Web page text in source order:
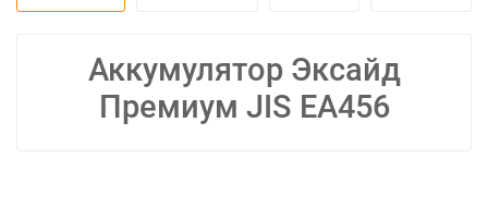
Аккумулятор Эксайд
Премиум JIS EA456